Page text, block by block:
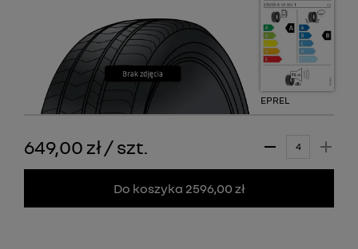
EPREL
649,00 zł/szt.
Do koszyka 2596,00 zł